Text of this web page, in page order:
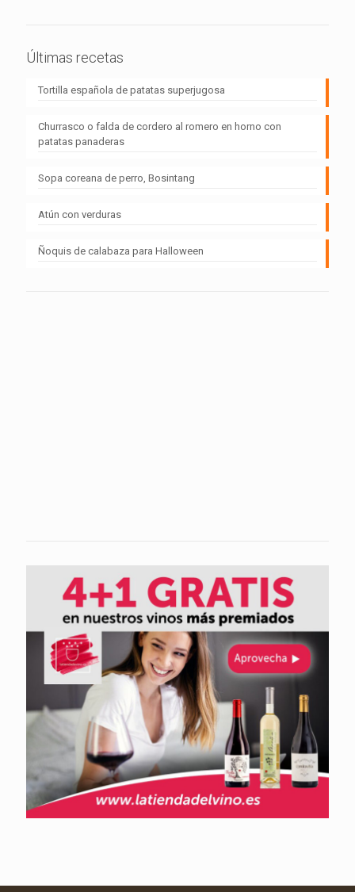
Últimas recetas
Tortilla española de patatas superjugosa
Churrasco o falda de cordero al romero en horno con
patatas panaderas
Sopa coreana de perro, Bosintang
Atún con verduras
Ñoquis de calabaza para Halloween